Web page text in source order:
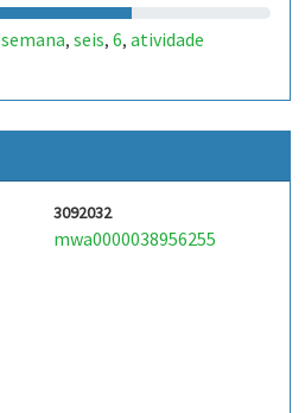
semana, seis, 6, atividade
3092032
mwa0000038956255